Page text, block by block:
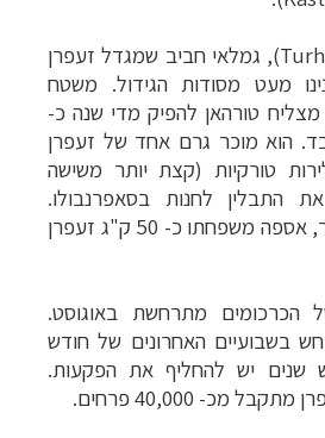
(Turhan Özsoy), גמלאי חביב שמגדל זעפרן
מעט מסודות הגידול. משטח
כ- 300 מ"ר מצליח טורהאן להפיק מדי שנה כ-
הוא מוכר גרם אחד של זעפרן
לירות טורקיות (קצת יותר משישה
התבלין לחנות בסאפרנבולו.
בילדותו, כך הוא זוכר, אספה משפחתו כ- 50 ק"ג זעפרן
הכרכומים מתרחשת באוגוסט.
בשבועיים האחרונים של חודש
שנים יש להחליף את הפקעות.
מכ- 40,000 פרחים.